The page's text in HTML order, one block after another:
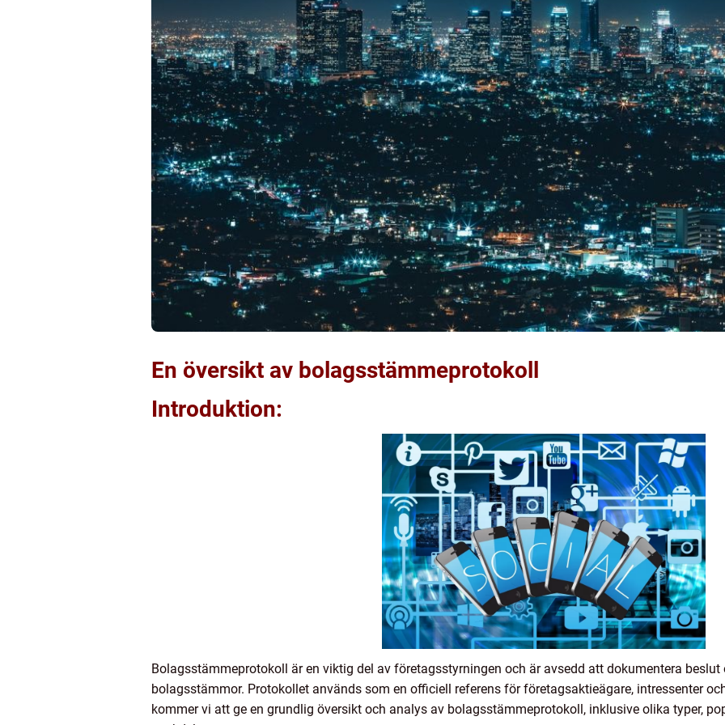
En översikt av bolagsstämmeprotokoll
Introduktion:
Bolagsstämmeprotokoll är en viktig del av företagsstyrningen och är avsedd att dokumentera
bolagsstämmor. Protokollet används som en officiell referens för företagsaktieägare, intressenter
kommer vi att ge en grundlig översikt och analys av bolagsstämmeprotokoll, inklusive olika typer,